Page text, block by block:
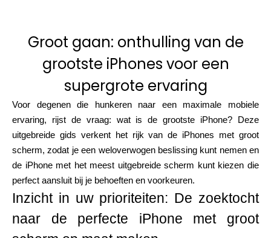
Voorwaarden voor
claimtoewijzing
Merken Galerij
Merkselectie
Rekenmachines
Groot gaan: onthulling van de
grootste iPhones voor een
supergrote ervaring
Voor degenen die hunkeren naar een maximale mobiele
ervaring, rijst de vraag: wat is de grootste iPhone? Deze
uitgebreide gids verkent het rijk van de iPhones met groot
scherm, zodat je een weloverwogen beslissing kunt nemen en
de iPhone met het meest uitgebreide scherm kunt kiezen die
perfect aansluit bij je behoeften en voorkeuren.
Inzicht in uw prioriteiten: De zoektocht
naar de perfecte iPhone met groot